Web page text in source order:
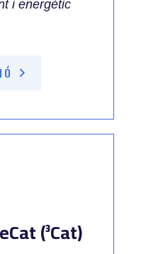
i energètic
(³Cat)